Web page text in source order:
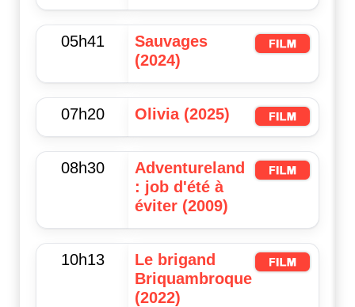
05h41
Sauvages
(2024)
07h20 Olivia (2025)
08h30
Adventureland
: job d'été à
éviter (2009)
10h13
Le brigand
Briquambroque
(2022)